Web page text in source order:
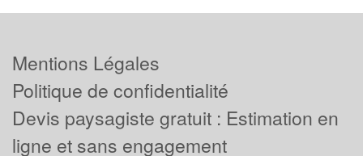
Mentions Légales
Politique de confidentialité
Devis paysagiste gratuit : Estimation en
ligne et sans engagement